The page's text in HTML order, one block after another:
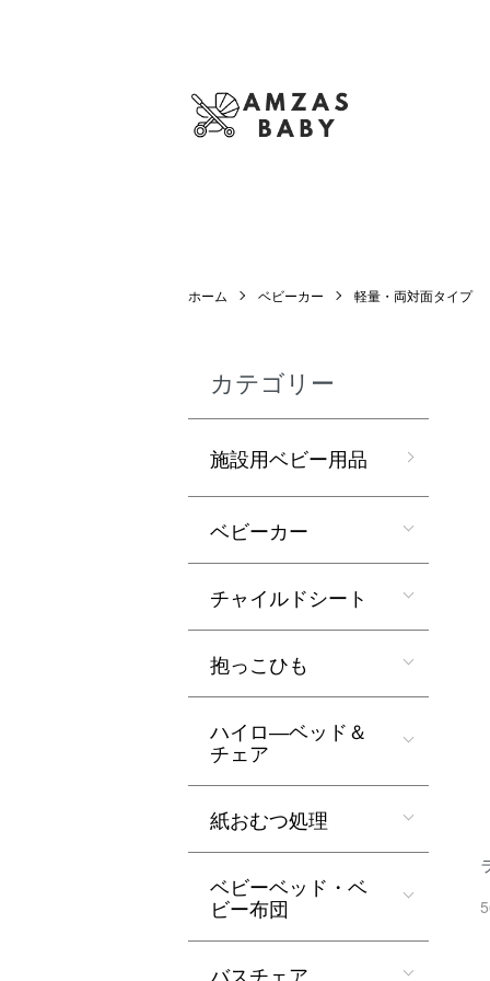
ホーム ベビーカー 軽量・両対面タイプ
カテゴリー
施設用ベビー用品
ベビーカー
チャイルドシート
抱っこひも
ハイロ―ベッド＆
チェア
紙おむつ処理
ベビーベッド・ベ
ビー布団
バスチェア